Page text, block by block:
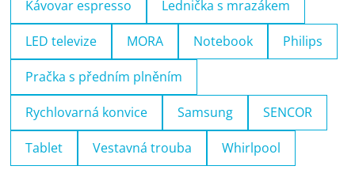
Kávovar espresso Lednička s mrazákem
LED televize MORA Notebook Philips
Pračka s předním plněním
Rychlovarná konvice Samsung SENCOR
Tablet Vestavná trouba Whirlpool